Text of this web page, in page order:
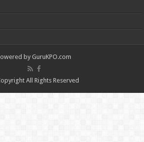
by GuruKPO.com
All Rights Reserved